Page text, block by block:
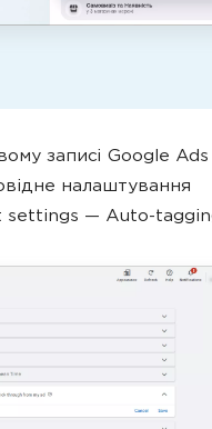
записі Google
налаштування
settings — Auto-